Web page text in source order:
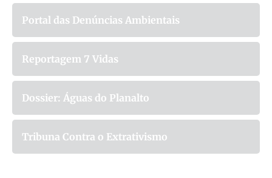
Portal das Denúncias Ambientais
Reportagem 7 Vidas
Dossier: Águas do Planalto
Tribuna Contra o Extrativismo